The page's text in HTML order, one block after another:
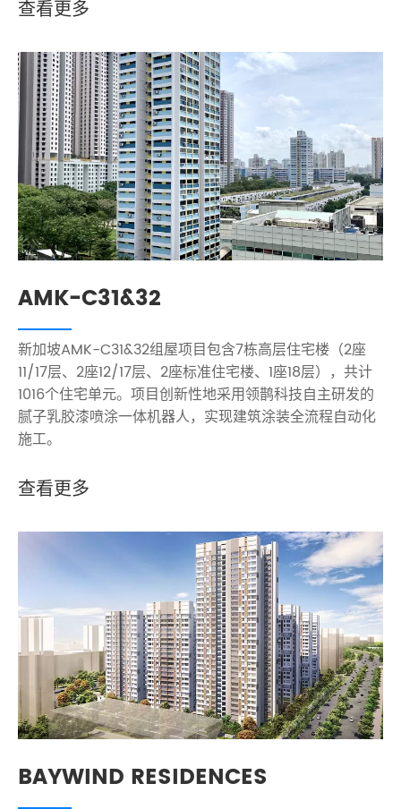
查看更多
AMK-C31&32
新加坡AMK-C31&32组屋项目包含7栋高层住宅楼（2座
11/17层、2座12/17层、2座标准住宅楼、1座18层），共计
1016个住宅单元。项目创新性地采用领鹊科技自主研发的
腻子乳胶漆喷涂一体机器人，实现建筑涂装全流程自动化
施工。
查看更多
BAYWIND RESIDENCES